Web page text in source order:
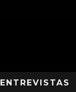
ENTREVISTAS